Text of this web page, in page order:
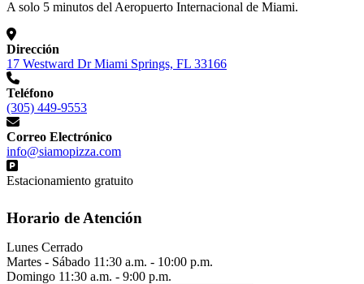
A solo 5 minutos del Aeropuerto Internacional de Miami.
Dirección
17 Westward Dr Miami Springs, FL 33166
Teléfono
(305) 449-9553
Correo Electrónico
info@siamopizza.com
Estacionamiento gratuito
Horario de Atención
Lunes Cerrado
Martes - Sábado 11:30 a.m. - 10:00 p.m.
Domingo 11:30 a.m. - 9:00 p.m.